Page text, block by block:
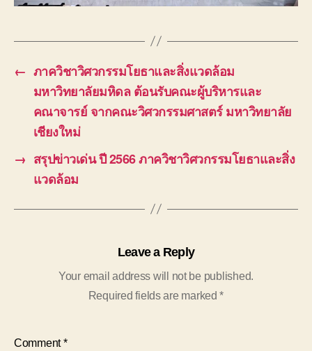
← ภาควิชาวิศวกรรมโยธาและสิ่งแวดล้อม
มหาวิทยาลัยมหิดล ต้อนรับคณะผู้บริหารและ
คณาจารย์ จากคณะวิศวกรรมศาสตร์ มหาวิทยาลัย
เชียงใหม่
→ สรุปข่าวเด่น ปี 2566 ภาควิชาวิศวกรรมโยธาและสิ่ง
แวดล้อม
Leave a Reply
Your email address will not be published.
Required fields are marked*
Comment*